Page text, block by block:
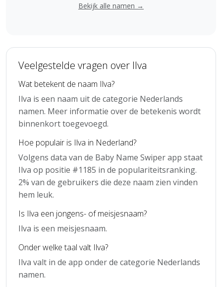
Bekijk alle namen →
Veelgestelde vragen over Ilva
Wat betekent de naam Ilva?
Ilva is een naam uit de categorie Nederlands
namen. Meer informatie over de betekenis wordt
binnenkort toegevoegd.
Hoe populair is Ilva in Nederland?
Volgens data van de Baby Name Swiper app staat
Ilva op positie #1185 in de populariteitsranking.
2% van de gebruikers die deze naam zien vinden
hem leuk.
Is Ilva een jongens- of meisjesnaam?
Ilva is een meisjesnaam.
Onder welke taal valt Ilva?
Ilva valt in de app onder de categorie Nederlands
namen.